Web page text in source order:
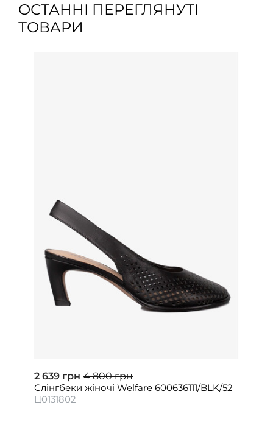
ОСТАННІ ПЕРЕГЛЯНУТІ
ТОВАРИ
2 639 грн 4 800 грн
Слінгбеки жіночі Welfare 600636111/BLK/52
Ц0131802